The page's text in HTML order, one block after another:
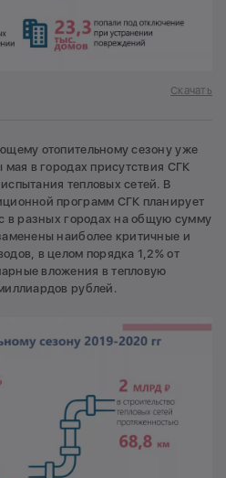
Скачать
отопительному сезону уже
в городах присутствия СГК
тепловых сетей. В
программ СГК планирует
в разных городах на общую сумму
наиболее критичные и
в целом порядка 1,2% от
вложения в тепловую
рублей.